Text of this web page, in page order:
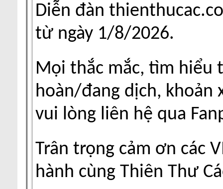
Diễn đàn
từ ngày 1/8/2026.
Mọi thắc mắc, tìm hiểu
hoàn/đang dịch, khoản
vui lòng liên hệ qua
Trân trọng cảm ơn các
hành cùng Thiên Thư